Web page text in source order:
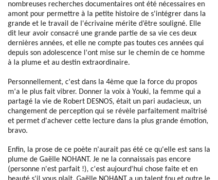
nombreuses recherches documentaires ont été nécessaires en
amont pour permettre à la petite histoire de s'intégrer dans la
grande et le travail de l'écrivaine mérite d’être souligné. Elle
dit leur avoir consacré une grande partie de sa vie ces deux
dernières années, et elle ne compte pas toutes ces années qui
depuis son adolescence l'ont mise sur le chemin de ce homme
à la plume et au destin extraordinaire.
Personnellement, c'est dans la 4ème que la force du propos
m'a le plus fait vibrer. Donner la voix à Youki, la femme qui a
partagé la vie de Robert DESNOS, était un pari audacieux, un
changement de perception qui se révèle parfaitement maîtrisé
et permet d'achever cette lecture dans la plus grande émotion,
bravo.
Enfin, la prose de ce poète n'aurait pas été ce qu'elle est sans la
plume de Gaëlle NOHANT. Je ne la connaissais pas encore
(personne n'est parfait !), c'est aujourd'hui chose faite et en